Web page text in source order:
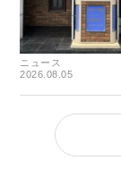
ニュース
2026.08.05